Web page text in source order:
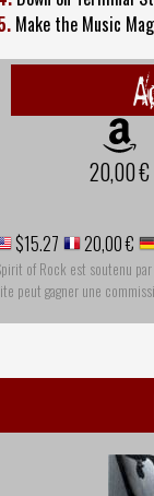
Make the Music
20,00 €
$15.27 20,00 €
of Rock est soutenu
peut gagner une